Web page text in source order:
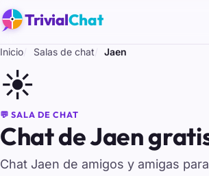
TrivialChat
Inicio Salas de chat Jaen
☀️
💬 SALA DE CHAT
Chat de Jaen
Chat Jaen de amigos y amigas